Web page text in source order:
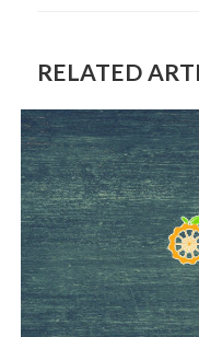
RELATED